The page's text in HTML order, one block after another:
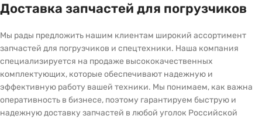
Доставка запчастей для погрузчиков
Мы рады предложить нашим клиентам широкий ассортимент
запчастей для погрузчиков и спецтехники. Наша компания
специализируется на продаже высококачественных
комплектующих, которые обеспечивают надежную и
эффективную работу вашей техники. Мы понимаем, как важна
оперативность в бизнесе, поэтому гарантируем быструю и
надежную доставку запчастей в любой уголок Российской